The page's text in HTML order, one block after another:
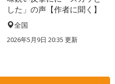
した」の声【作者に聞く】
全国
2026年5月9日 20:35 更新